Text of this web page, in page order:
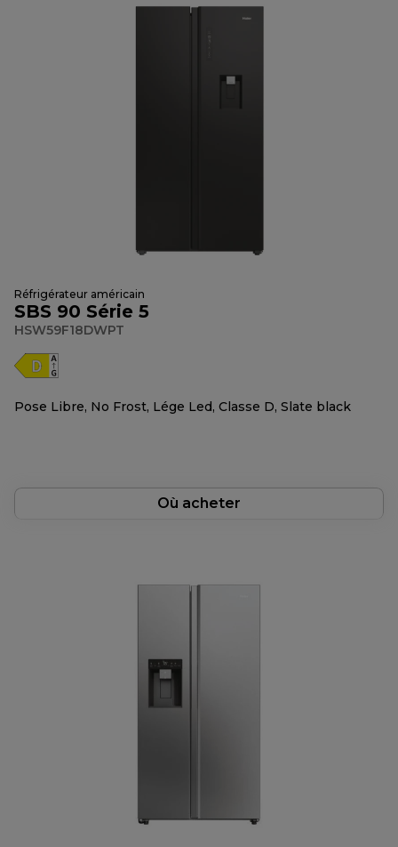
Réfrigérateur américain
SBS 90 Série 5
HSW59F18DWPT
Pose Libre, No Frost, Lége Led, Classe D, Slate black
Où acheter